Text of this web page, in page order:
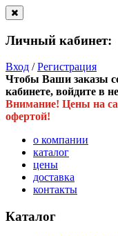
Личный кабинет:
Вход /Регистрация
Чтобы Ваши заказы
кабинете, войдите в
Внимание! Цены на
офертой!
о компании
каталог
цены
доставка
контакты
Каталог